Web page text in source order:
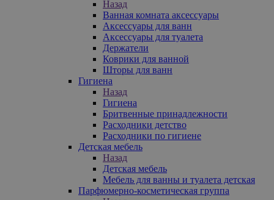
Назад
Ванная комната аксессуары
Аксессуары для ванн
Аксессуары для туалета
Держатели
Коврики для ванной
Шторы для ванн
Гигиена
Назад
Гигиена
Бритвенные принадлежности
Расходники детство
Расходники по гигиене
Детская мебель
Назад
Детская мебель
Мебель для ванны и туалета детская
Парфюмерно-косметическая группа